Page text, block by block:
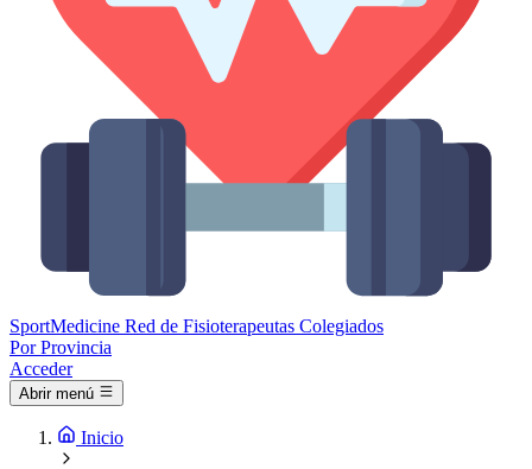
SportMedicine Red de Fisioterapeutas Colegiados
Por Provincia
Acceder
Abrir menú
Inicio